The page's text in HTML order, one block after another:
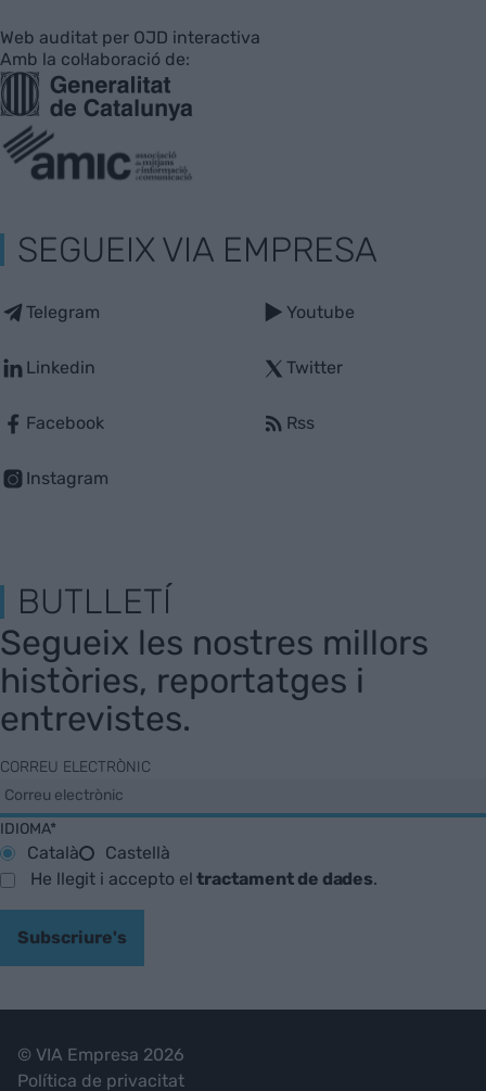
Web auditat per OJD interactiva
Amb la col·laboració de:
SEGUEIX VIA EMPRESA
Telegram
Linkedin
Facebook
Instagram
Youtube
Twitter
Rss
BUTLLETÍ
Segueix les nostres millors
històries, reportatges i
entrevistes.
CORREU ELECTRÒNIC
IDIOMA*
Català
Castellà
He llegit i accepto eltractament de dades.
Subscriure's
© VIA Empresa 2026
Política de privacitat